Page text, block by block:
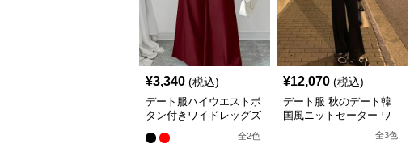
¥3,340 (税込)
デート服ハイウエストボ
タン付きワイドレッグズ
全2色
¥12,070 (税込)
デート服 秋のデート韓
国風ニットセーター ワ
イドパンツ セットアッ
全3色